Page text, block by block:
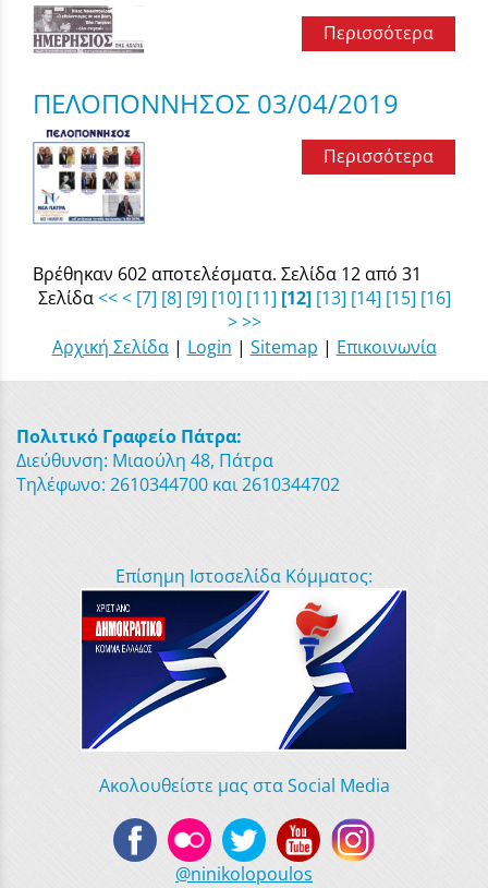
Περισσότερα
ΠΕΛΟΠΟΝΝΗΣΟΣ 03/04/2019
Περισσότερα
Βρέθηκαν 602 αποτελέσματα. Σελίδα 12 από 31
Σελίδα << < [7] [8] [9] [10] [11] [12] [13] [14] [15] [16]
> >>
Αρχική Σελίδα| Login | Sitemap | Επικοινωνία
Πολιτικό Γραφείο Πάτρα:
Διεύθυνση: Μιαούλη 48, Πάτρα
Τηλέφωνο: 2610344700 και 2610344702
Επίσημη Ιστοσελίδα Κόμματος:
Ακολουθείστε μας στα Social Media
@ninikolopoulos